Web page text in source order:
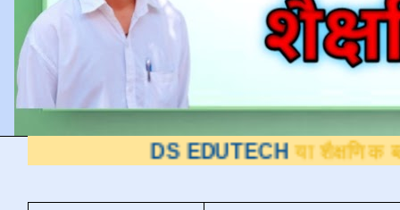
DS EDUTECH या शैक्षणिक ब्लॉगवर आपले